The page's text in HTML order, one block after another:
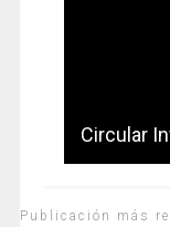
Circular
Publicación más